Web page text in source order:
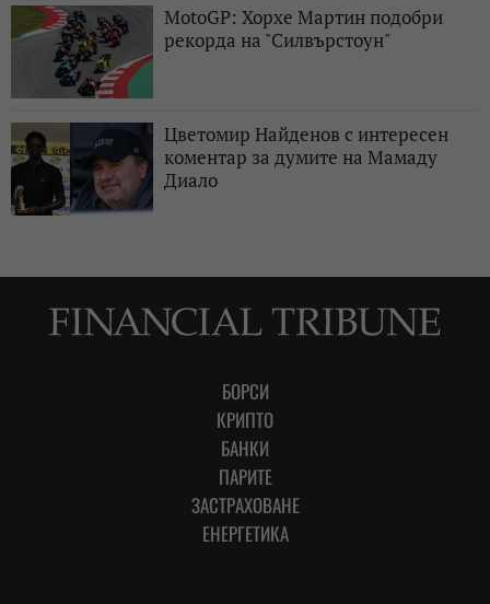
MotoGP: Хорхе Мартин подобри
рекорда на "Силвърстоун"
Цветомир Найденов с интересен
коментар за думите на Мамаду
Диало
БОРСИ
КРИПТО
БАНКИ
ПАРИТЕ
ЗАСТРАХОВАНЕ
ЕНЕРГЕТИКА